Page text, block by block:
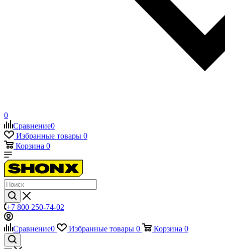
0
Сравнение0
Избранные товары 0
Корзина 0
+7 800 250-74-02
Сравнение0 Избранные товары 0 Корзина 0